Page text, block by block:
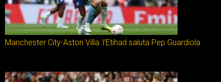
Manchester City-Aston Villa: l’Etihad saluta Pep Guardiola